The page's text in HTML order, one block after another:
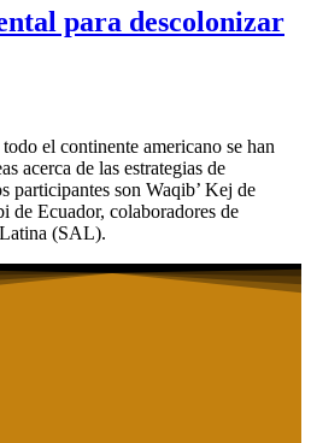
para descolonizar
el continente americano se han
acerca de las estrategias de
participantes son Waqib’ Kej de
de Ecuador, colaboradores de
(SAL).